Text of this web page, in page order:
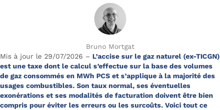
Bruno Mortgat
Mis à jour le 29/07/2026 – L’accise sur le gaz naturel (ex-TICGN)
est une taxe dont le calcul s’effectue sur la base des volumes
de gaz consommés en MWh PCS et s’applique à la majorité des
usages combustibles. Son taux normal, ses éventuelles
exonérations et ses modalités de facturation doivent être bien
compris pour éviter les erreurs ou les surcoûts. Voici tout ce